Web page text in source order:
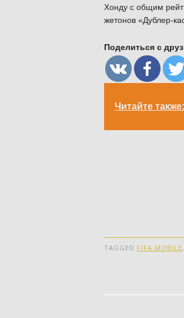
Хонду с общим
жетонов «Дублер-
Поделиться с
Читайте также:
TAGGED FIFA MOBILE,